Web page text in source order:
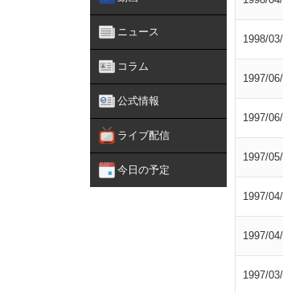
ニュース
コラム
公式情報
ライブ配信
今日の予定
1998/
1997/
1997/
1997/
1997/
1997/
1997/